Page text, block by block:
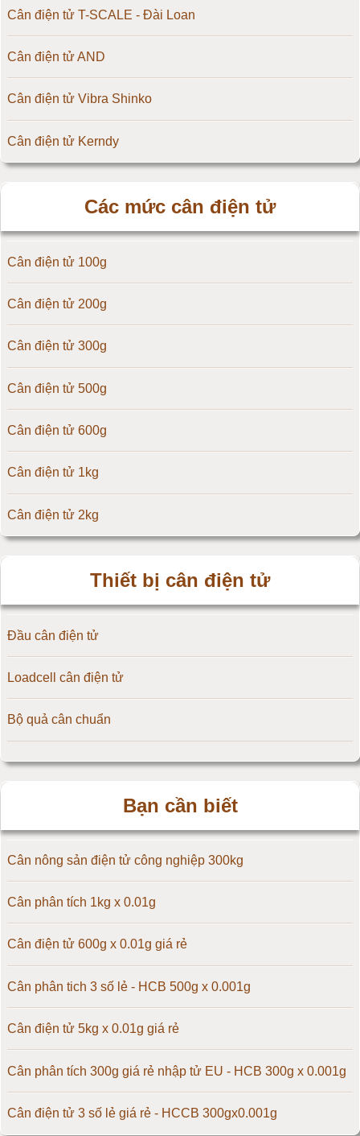
Cân điện tử T-SCALE - Đài Loan
Cân điện tử AND
Cân điện tử Vibra Shinko
Cân điện tử Kerndy
Cân điện tử OCS
Cân điện tử Digi
Cân điện tử TNP Scacle
Cân điện tử CAS Hàn Quốc
Cân điện tử Yaohua
Cân điện tử Amcells
Đầu cân điện tử Flintec
Các mức cân điện tử
Cân điện tử 100g
Cân điện tử 200g
Cân điện tử 300g
Cân điện tử 500g
Cân điện tử 600g
Cân điện tử 1kg
Cân điện tử 2kg
Cân điện tử 10kg
Cân điện tử 15kg
Cân điện tử 20kg
Cân điện tử 25kg
Cân điện tử 50kg
Cân điện tử 60kg
Cân điện tử 100kg
Cân điện tử 150kg
Cân điện tử 200kg
Cân điện tử 300kg
Cân điện tử 500kg
Thiết bị cân điện tử
Đầu cân điện tử
Loadcell cân điện tử
Bộ quả cân chuẩn
Bạn cần biết
Cân nông sản điện tử công nghiệp 300kg
Cân phân tích 1kg x 0.01g
Cân điện tử 600g x 0.01g giá rẻ
Cân phân tich 3 số lẻ - HCB 500g x 0.001g
Cân điện tử 5kg x 0.01g giá rẻ
Cân phân tích 300g giá rẻ nhập tử EU - HCB 300g x 0.001g
Cân điện tử 3 số lẻ giá rẻ - HCCB 300gx0.001g